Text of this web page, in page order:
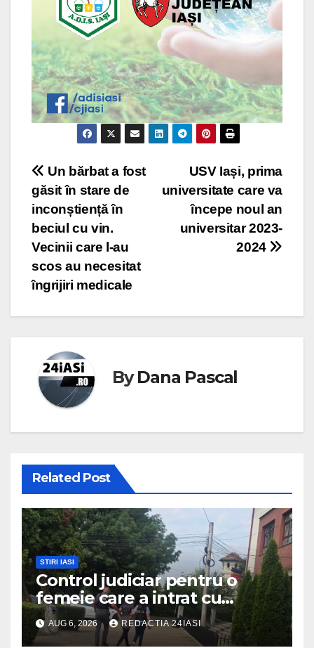
Post
navigation
USV Iași, prima
universitate care va
începe noul an
universitar 2023-
2024
Un bărbat a fost
găsit în stare de
inconștiență în
beciul cu vin.
Vecinii care l-au
scos au necesitat
îngrijiri medicale
ByDana Pascal
Related Post
STIRI IASI
Control judiciar pentru o
femeie care a intrat cu
mașina într-o turmă de oi
AUG 6, 2026 REDACTIA 24IASI